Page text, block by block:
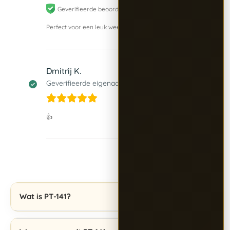
Geverifieerde beoordeling -
Perfect voor een leuk weekend!
Dmitrij K.
Geverifieerde eigenaar
👍
Wat is PT-141?